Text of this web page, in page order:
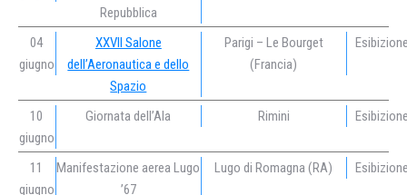
Repubblica
04
giugno
XXVII Salone
dell’Aeronautica e dello
Spazio
Parigi – Le Bourget
(Francia)
10
giugno
Giornata dell’Ala Rimini
11
giugno
Manifestazione aerea Lugo
’67
Lugo di Romagna (RA)